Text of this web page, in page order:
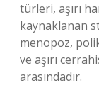
türleri, aşırı
kaynaklanan
menopoz,
ve aşırı
arasındadır.